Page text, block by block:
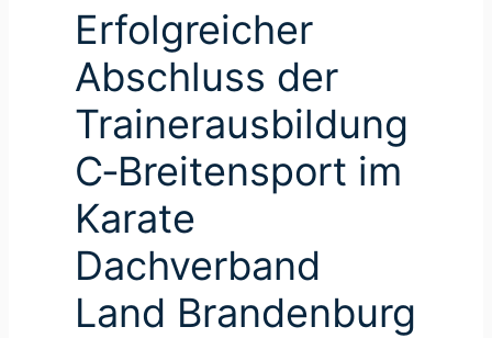
Erfolgreicher
Abschluss der
Trainerausbildung
C‑Breitensport im
Karate
Dachverband
Land Brandenburg